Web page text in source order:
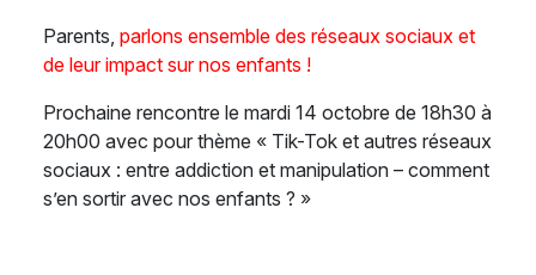
Parents, parlons ensemble des réseaux sociaux et
de leur impact sur nos enfants !
Prochaine rencontre le mardi 14 octobre de 18h30 à
20h00 avec pour thème « Tik-Tok et autres réseaux
sociaux : entre addiction et manipulation – comment
s’en sortir avec nos enfants ? »